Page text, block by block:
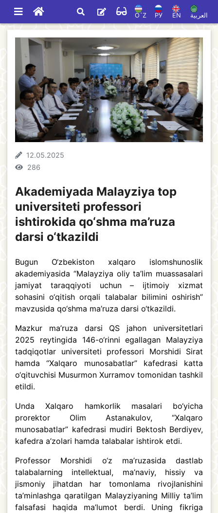
O`Z РУ EN العربية
12.05.2025
286
Akademiyada Malayziya top
universiteti professori
ishtirokida qo‘shma ma’ruza
darsi o‘tkazildi
Bugun O‘zbekiston xalqaro islomshunoslik
akademiyasida “Malayziya oliy ta’lim muassasalari
jamiyat taraqqiyoti uchun – ijtimoiy xizmat
sohasini o‘qitish orqali talabalar bilimini oshirish”
mavzusida qo‘shma ma’ruza darsi o‘tkazildi.
Mazkur ma’ruza darsi QS jahon universitetlari
2025 reytingida 146-o‘rinni egallagan Malayziya
tadqiqotlar universiteti professori Morshidi Sirat
hamda “Xalqaro munosabatlar” kafedrasi katta
o‘qituvchisi Musurmon Xurramov tomonidan tashkil
etildi.
Unda Xalqaro hamkorlik masalari bo‘yicha
prorektor Olim Astanakulov, “Xalqaro
munosabatlar” kafedrasi mudiri Bektosh Berdiyev,
kafedra a’zolari hamda talabalar ishtirok etdi.
Professor Morshidi o‘z ma’ruzasida dastlab
talabalarning intellektual, ma’naviy, hissiy va
jismoniy jihatdan har tomonlama rivojlanishini
ta’minlashga qaratilgan Malayziyaning Milliy ta’lim
falsafasi haqida ma’lumot berdi. Uning fikriga